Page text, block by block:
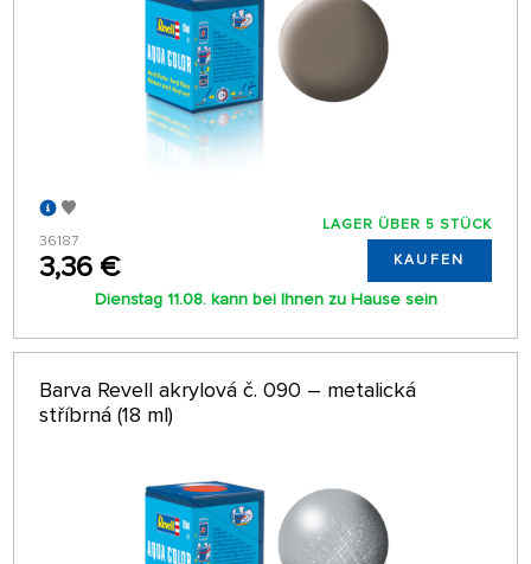
36187
3,36 €
LAGER ÜBER 5 STÜCK
KAUFEN
Dienstag 11.08. kann bei Ihnen zu Hause sein
Barva Revell akrylová č. 090 – metalická
stříbrná (18 ml)